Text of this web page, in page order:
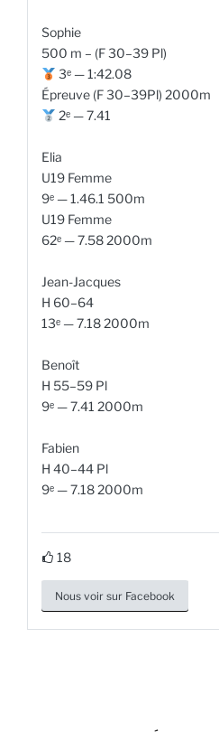
Sophie
500 m – (F 30–39 Pl)
3ᵉ — 1:42.08
Épreuve (F 30–39Pl) 2000m
2ᵉ — 7.41
Elia
U19 Femme
9ᵉ — 1.46.1 500m
U19 Femme
62ᵉ — 7.58 2000m
Jean-Jacques
H 60–64
13ᵉ — 7.18 2000m
Benoît
H 55–59 Pl
9ᵉ — 7.41 2000m
Fabien
H 40–44 Pl
9ᵉ — 7.18 2000m
18
Nous voir sur Facebook